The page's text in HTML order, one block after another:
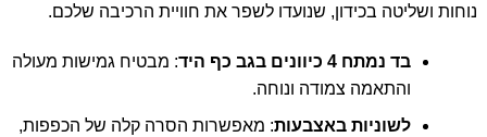
נוחות ושליטה בכידון, שנועדו לשפר את חוויית הרכיבה שלכם.
בד נמתח 4 כיוונים בגב כף היד
: מבטיח גמישות מעולה
והתאמה צמודה ונוחה.
לשוניות באצבעות: מאפשרות הסרה קלה של הכפפות,